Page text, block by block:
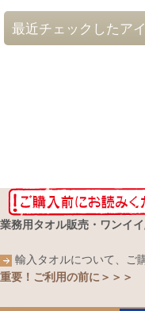
最近チェックしたア
業務用タオル販売・ワンイ
輸入タオルについて、ご
重要！ご利用の前に＞＞＞